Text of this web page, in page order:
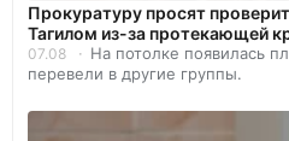
Прокуратуру просят
Тагилом из-за протекающей
07.08
На потолке появилась
перевели в другие группы.